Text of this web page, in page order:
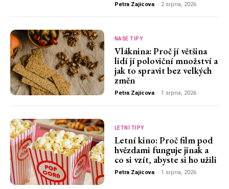
Petra Zajícova - 2 srpna, 2026
NAŠE TIPY
Vláknina: Proč jí většina
lidí jí poloviční množství a
jak to spravit bez velkých
změn
Petra Zajícova - 1 srpna, 2026
LETNÍ TIPY
Letní kino: Proč film pod
hvězdami funguje jinak a
co si vzít, abyste si ho užili
Petra Zajícova - 1 srpna, 2026